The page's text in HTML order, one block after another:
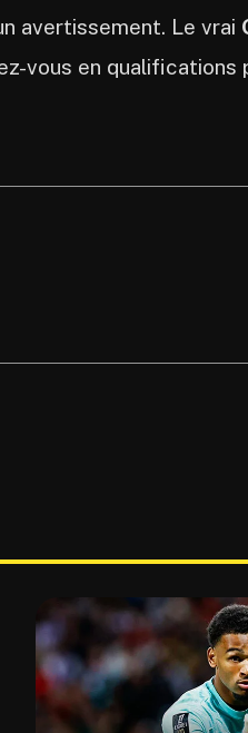
avertissement. Le vrai
vous en qualifications